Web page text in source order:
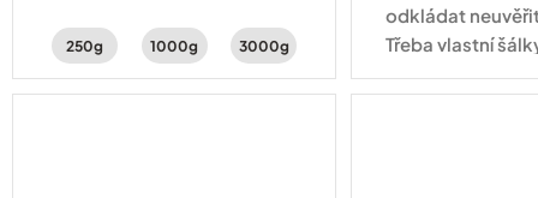
stejně.
250g 1000g 3000g
odkládat
Třeba vlastní
tady! Šálek na
objemu 60 ml se